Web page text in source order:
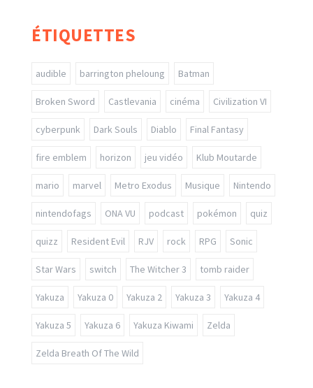
ÉTIQUETTES
audible barrington pheloung Batman
Broken Sword Castlevania cinéma Civilization VI
cyberpunk Dark Souls Diablo Final Fantasy
fire emblem horizon jeu vidéo Klub Moutarde
mario marvel Metro Exodus Musique Nintendo
nintendofags ONA VU podcast pokémon quiz
quizz Resident Evil RJV rock RPG Sonic
Star Wars switch The Witcher 3 tomb raider
Yakuza Yakuza 0 Yakuza 2 Yakuza 3 Yakuza 4
Yakuza 5 Yakuza 6 Yakuza Kiwami Zelda
Zelda Breath Of The Wild